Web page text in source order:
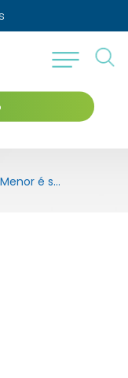
Menor é surpreendido com drogas no bairro Pimenta